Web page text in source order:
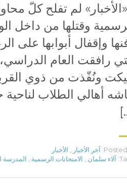
لم تفلح كلّ
وقتلها من داخل
وإقفال أبوابها على
رافقت العام
ونُفّذت من ذوي
أهالي الطلاب لناحية
Posted آخر الأخبار
الأخبار
آلاء سلمان الامتحانات الرسمية المدرسة